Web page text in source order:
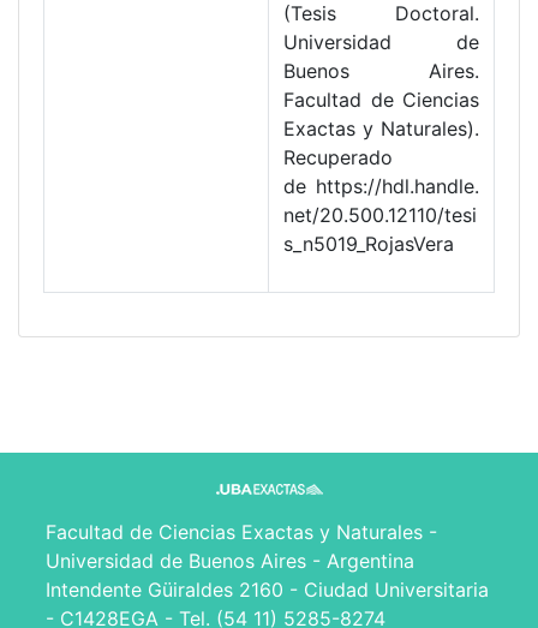
(Tesis Doctoral.
Universidad de
Buenos Aires.
Facultad de Ciencias
Exactas y Naturales).
Recuperado
de https://hdl.handle.
net/20.500.12110/tesi
s_n5019_RojasVera
Facultad de Ciencias Exactas y Naturales -
Universidad de Buenos Aires - Argentina
Intendente Güiraldes 2160 - Ciudad Universitaria
- C1428EGA - Tel. (54 11) 5285-8274